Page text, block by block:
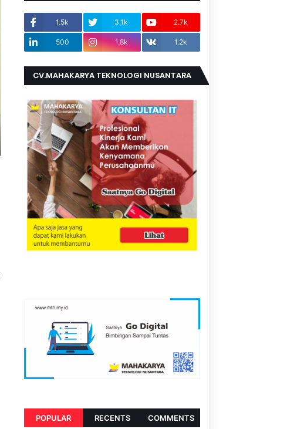
1.5k 3.1k 2.7k
500 1.8k 1.2k
CV.MAHAKARYA TEKNOLOGI NUSANTARA
POPULAR RECENTS COMMENTS